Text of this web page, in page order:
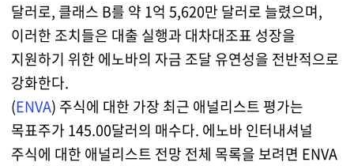
달러로, 클래스 B를 약 1억 5,620만 달러로 늘렸으며,
이러한 조치들은 대출 실행과 대차대조표 성장을
지원하기 위한 에노바의 자금 조달 유연성을 전반적으로
강화한다.
(ENVA) 주식에 대한 가장 최근 애널리스트 평가는
목표주가 145.00달러의 매수다. 에노바 인터내셔널
주식에 대한 애널리스트 전망 전체 목록을 보려면 ENVA